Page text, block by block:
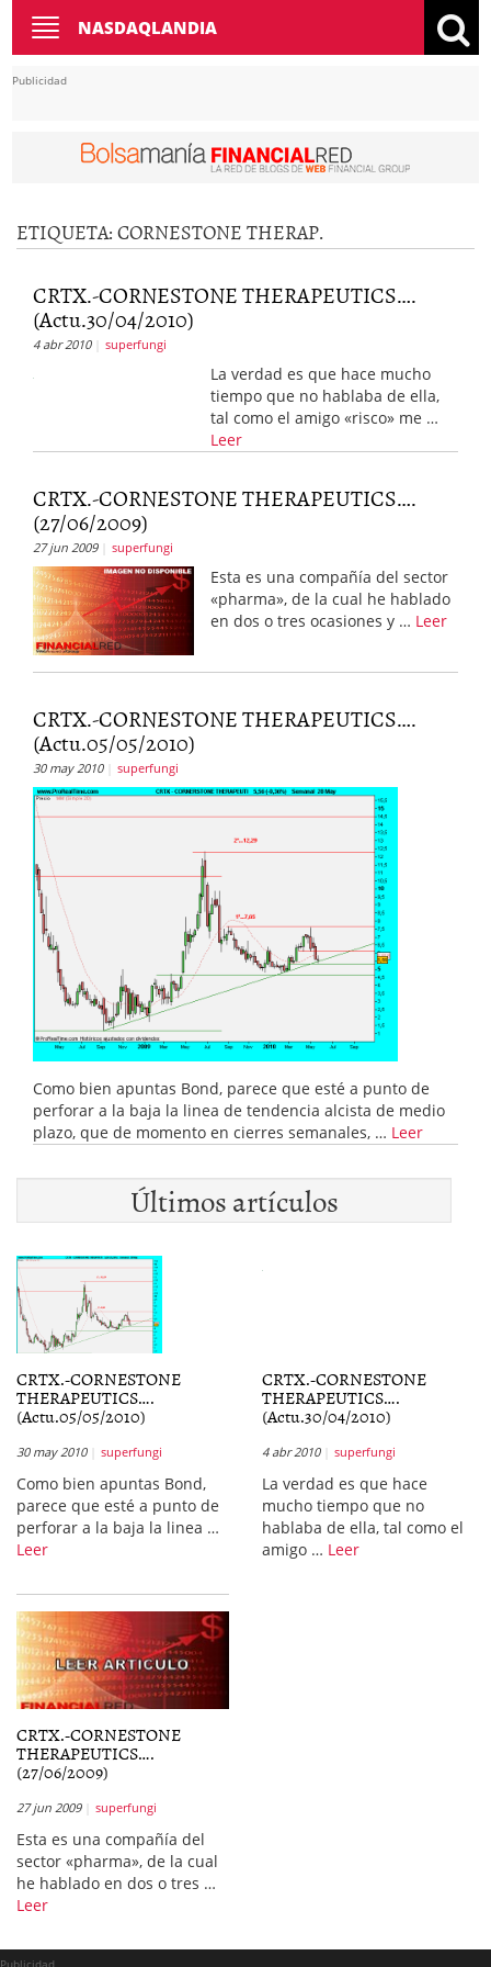
Toggle
navigation
NASDAQLANDIA
Publicidad
ETIQUETA: CORNESTONE THERAP.
CRTX.-CORNESTONE THERAPEUTICS….
(Actu.30/04/2010)
4 abr 2010 superfungi
La verdad es que hace mucho
tiempo que no hablaba de ella,
tal como el amigo «risco» me …
Leer
CRTX.-CORNESTONE THERAPEUTICS….
(27/06/2009)
27 jun 2009 superfungi
Esta es una compañía del sector
«pharma», de la cual he hablado
en dos o tres ocasiones y … Leer
CRTX.-CORNESTONE THERAPEUTICS….
(Actu.05/05/2010)
30 may 2010 superfungi
Como bien apuntas Bond, parece que esté a punto de
perforar a la baja la linea de tendencia alcista de medio
plazo, que de momento en cierres semanales, … Leer
Últimos artículos
CRTX.-CORNESTONE
THERAPEUTICS….
(Actu.05/05/2010)
30 may 2010 superfungi
Como bien apuntas Bond,
parece que esté a punto de
perforar a la baja la linea …
Leer
CRTX.-CORNESTONE
THERAPEUTICS….
(Actu.30/04/2010)
4 abr 2010 superfungi
La verdad es que hace
mucho tiempo que no
hablaba de ella, tal como el
amigo … Leer
CRTX.-CORNESTONE
THERAPEUTICS….
(27/06/2009)
27 jun 2009 superfungi
Esta es una compañía del
sector «pharma», de la cual
he hablado en dos o tres …
Leer